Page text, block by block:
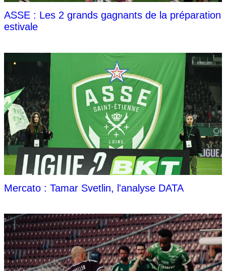
ASSE : Les 2 grands gagnants de la préparation
estivale
Mercato : Tamar Svetlin, l'analyse DATA